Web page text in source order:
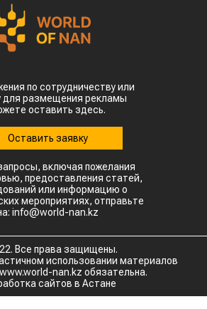
по сотрудничеству или
для размещения рекламы
оставить здесь.
Оставить заявку
включая пожелания
предоставления статей,
или информацию о
мероприятиях, отправьте
info@world-nan.kz
Все права защищены.
использовании материалов
nan.kz обязательна.
сайтов в Астане